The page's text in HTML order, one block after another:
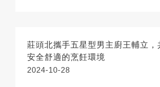
莊頭北攜手五星型男主廚王輔立，
安全舒適的烹飪環境
2024-10-28